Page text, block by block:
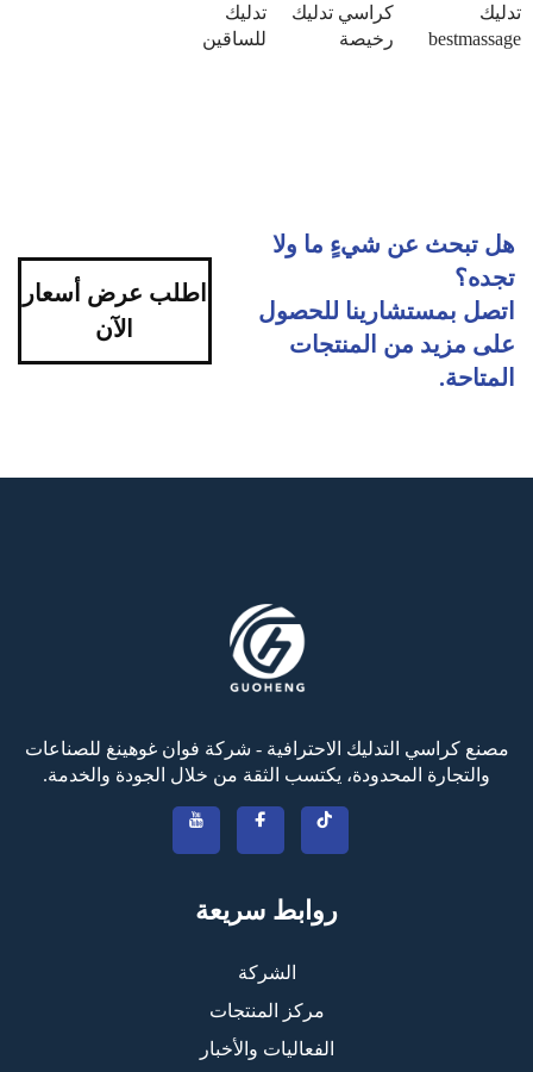
تدليك
bestmassage
كراسي تدليك
رخيصة
تدليك
للساقين
هل تبحث عن شيءٍ ما ولا
تجده؟
اتصل بمستشارينا للحصول
على مزيد من المنتجات
المتاحة.
اطلب عرض أسعار
الآن
مصنع كراسي التدليك الاحترافية - شركة فوان غوهينغ للصناعات
والتجارة المحدودة، يكتسب الثقة من خلال الجودة والخدمة.
روابط سريعة
الشركة
مركز المنتجات
الفعاليات والأخبار